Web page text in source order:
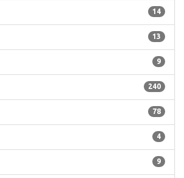
14
13
9
240
78
4
9